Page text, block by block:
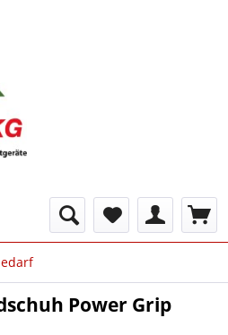
Power Grip